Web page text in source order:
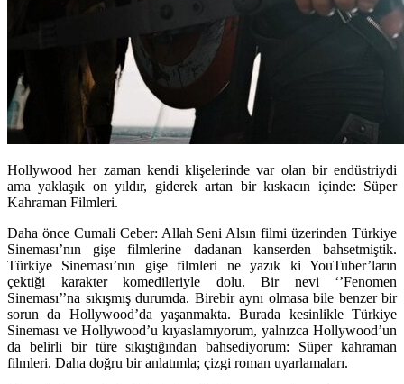
Hollywood her zaman kendi klişelerinde var olan bir endüstriydi
ama yaklaşık on yıldır, giderek artan bir kıskacın içinde: Süper
Kahraman Filmleri.
Daha önce Cumali Ceber: Allah Seni Alsın filmi üzerinden Türkiye
Sineması’nın gişe filmlerine dadanan kanserden bahsetmiştik.
Türkiye Sineması’nın gişe filmleri ne yazık ki YouTuber’ların
çektiği karakter komedileriyle dolu. Bir nevi ‘’Fenomen
Sineması’’na sıkışmış durumda. Birebir aynı olmasa bile benzer bir
sorun da Hollywood’da yaşanmakta. Burada kesinlikle Türkiye
Sineması ve Hollywood’u kıyaslamıyorum, yalnızca Hollywood’un
da belirli bir türe sıkıştığından bahsediyorum: Süper kahraman
filmleri. Daha doğru bir anlatımla; çizgi roman uyarlamaları.